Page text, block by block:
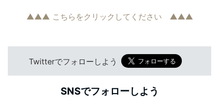
▲▲▲ こちらをクリックしてください ▲▲▲
Twitterでフォローしよう
SNSでフォローしよう